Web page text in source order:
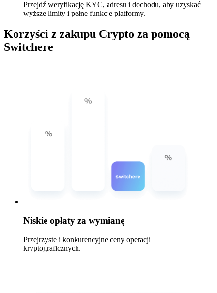
Przejdź weryfikację KYC, adresu i dochodu, aby uzyskać
wyższe limity i pełne funkcje platformy.
Korzyści z zakupu Crypto za pomocą
Switchere
Niskie opłaty za wymianę
Przejrzyste i konkurencyjne ceny operacji
kryptograficznych.